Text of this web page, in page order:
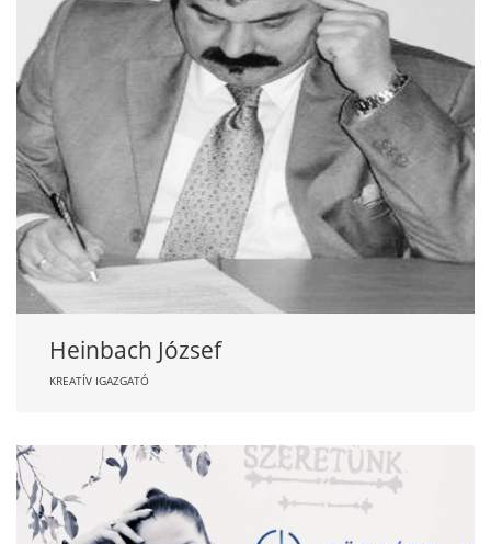
Heinbach József
KREATÍV IGAZGATÓ